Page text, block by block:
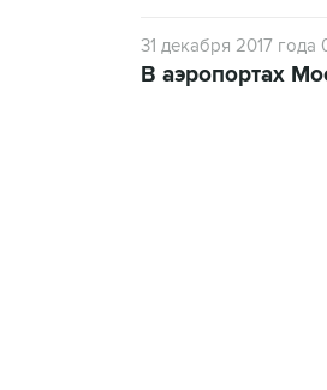
31 декабря 2017 года
В аэропортах